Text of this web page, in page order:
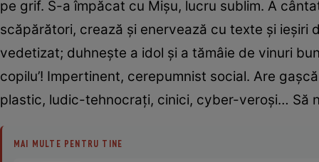
pe grif. S-a împăcat cu Mișu, lucru sublim. A
scăpărători, crează și enervează cu texte și
vedetizat; duhnește a idol și a tămâie de vinuri
copilu’! Impertinent, cerepumnist social. Are
plastic, ludic-tehnocrați, cinici, cyber-veroși… Să
MAI MULTE PENTRU TINE